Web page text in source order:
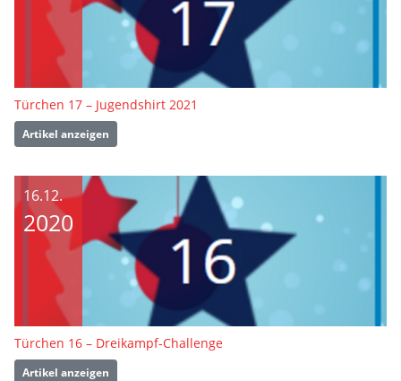
Türchen 17 – Jugendshirt 2021
Artikel anzeigen
16.12.
2020
Türchen 16 – Dreikampf-Challenge
Artikel anzeigen